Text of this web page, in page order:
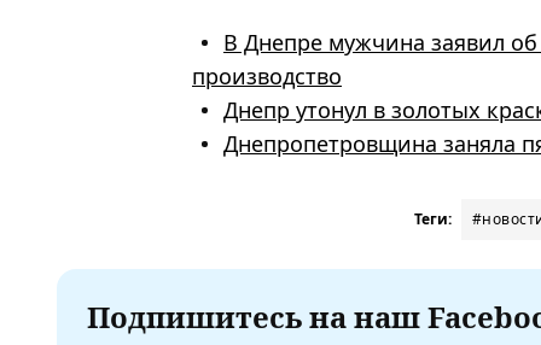
В Днепре мужчина заявил
производство
Днепр утонул в золотых
Днепропетровщина заняла
Теги:
Подпишитесь на наш